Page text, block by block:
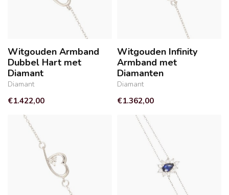
Witgouden Armband
Dubbel Hart met
Diamant
Diamant
€1.422,00
Witgouden Infinity
Armband met
Diamanten
Diamant
€1.362,00